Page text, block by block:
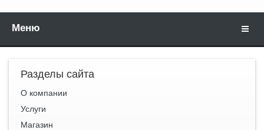
Меню
Разделы сайта
О компании
Услуги
Магазин